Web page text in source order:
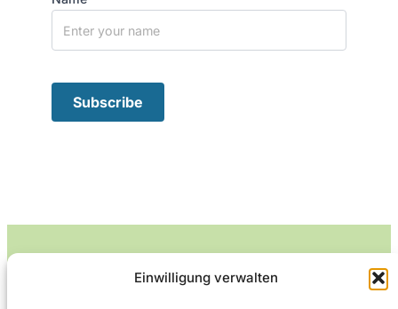
Einwilligung verwalten
Leckerlife